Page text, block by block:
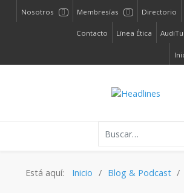
Nosotros Membresías Directorio
Contacto Línea Ética
Está aquí: Inicio Blog & Podcast